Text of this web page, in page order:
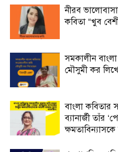
নীরব
কবিতা “খুব
সমকালীন
মৌসুমী কর
বাংলা কবিতার
ব্যানার্জী তাঁর